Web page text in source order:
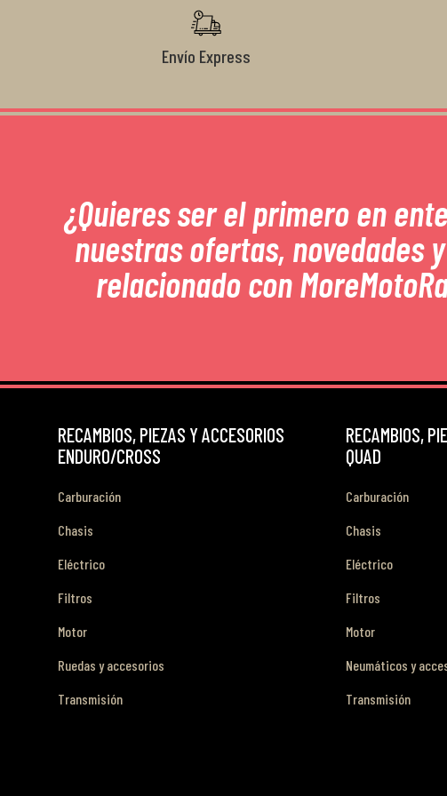
Envío Express
¿Quieres ser el primero en
nuestras ofertas, novedades
relacionado con
RECAMBIOS, PIEZAS Y ACCESORIOS
ENDURO/CROSS
Carburación
Chasis
Eléctrico
Filtros
Motor
Ruedas y accesorios
Transmisión
RECAMBIOS,
QUAD
Carburación
Chasis
Eléctrico
Filtros
Motor
Neumáticos y
Transmisión